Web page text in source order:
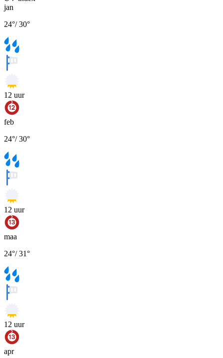
jan
24°/30°
12 uur
feb
24°/30°
12 uur
maa
24°/31°
12 uur
apr